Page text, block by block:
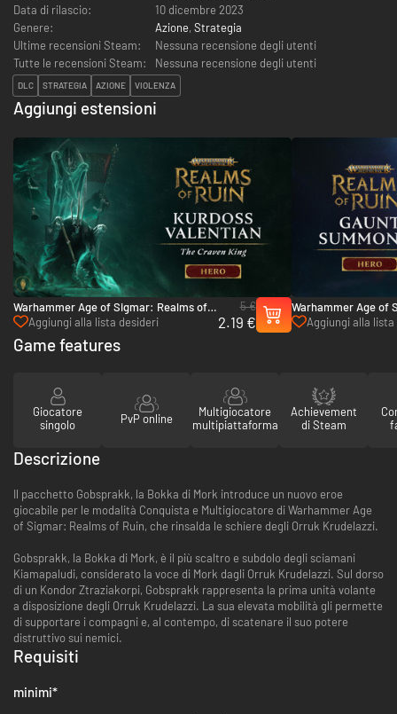
Data di rilascio:
10 dicembre 2023
Genere:
Azione, Strategia
Ultime recensioni Steam:
Nessuna recensione degli utenti
Tutte le recensioni Steam:
Nessuna recensione degli utenti
DLC STRATEGIA AZIONE VIOLENZA
Aggiungi estensioni
Warhammer Age of Sigmar: Realms of
Ruin - Kurdoss Valentian, The Craven
Aggiungi alla lista desideri
5 €
2.19 €
Warhammer Age of
Ruin - Gaunt
Aggiungi alla lista
Game features
Giocatore
singolo
PvP online
Multigiocatore
multipiattaforma
Achievement
di Steam
Descrizione
Il pacchetto Gobsprakk, la Bokka di Mork introduce un nuovo eroe
giocabile per le modalità Conquista e Multigiocatore di Warhammer Age
of Sigmar: Realms of Ruin, che rinsalda le schiere degli Orruk Krudelazzi.
Gobsprakk, la Bokka di Mork, è il più scaltro e subdolo degli sciamani
Kiamapaludi, considerato la voce di Mork dagli Orruk Krudelazzi. Sul dorso
di un Kondor Ztraziakorpi, Gobsprakk rappresenta la prima unità volante
a disposizione degli Orruk Krudelazzi. La sua elevata mobilità gli permette
di supportare i compagni e, al contempo, di scatenare il suo potere
distruttivo sui nemici.
Requisiti
minimi*